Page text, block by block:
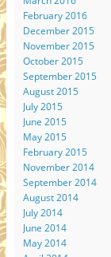
February 2016
December 2015
November 2015
October 2015
September 2015
August 2015
July 2015
June 2015
May 2015
February 2015
November 2014
September 2014
August 2014
July 2014
June 2014
May 2014